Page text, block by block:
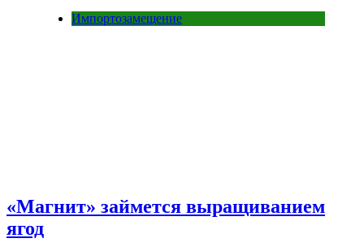
Импортозамещение
«Магнит» займется выращиванием
ягод